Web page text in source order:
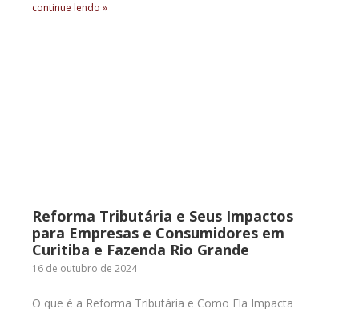
continue lendo »
Reforma Tributária e Seus Impactos
para Empresas e Consumidores em
Curitiba e Fazenda Rio Grande
16 de outubro de 2024
O que é a Reforma Tributária e Como Ela Impacta